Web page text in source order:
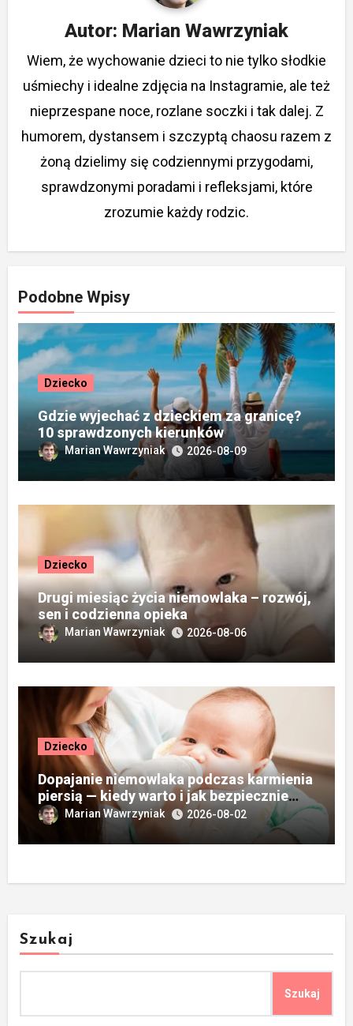
Autor: Marian Wawrzyniak
Wiem, że wychowanie dzieci to nie tylko słodkie
uśmiechy i idealne zdjęcia na Instagramie, ale też
nieprzespane noce, rozlane soczki i tak dalej. Z
humorem, dystansem i szczyptą chaosu razem z
żoną dzielimy się codziennymi przygodami,
sprawdzonymi poradami i refleksjami, które
zrozumie każdy rodzic.
Podobne Wpisy
Dziecko
Gdzie wyjechać z dzieckiem za granicę?
10 sprawdzonych kierunków
Marian Wawrzyniak 2026-08-09
Dziecko
Drugi miesiąc życia niemowlaka – rozwój,
sen i codzienna opieka
Marian Wawrzyniak 2026-08-06
Dziecko
Dopajanie niemowlaka podczas karmienia
piersią — kiedy warto i jak bezpiecznie
postępować
Marian Wawrzyniak 2026-08-02
Szukaj
Szukaj